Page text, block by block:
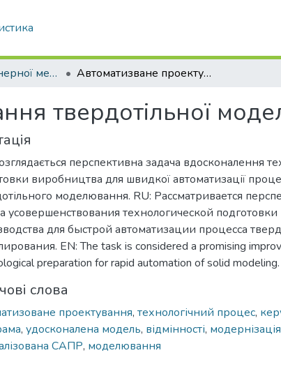
Кафедра Інженерної механіки та комп'ютерного проектування Автоматизване проектування твердотільної моделі
твердотільної
перспективна задача вдосконалення
виробництва для швидкої автоматизації
моделювання. RU: Рассматривается
усовершенствования технологической подготовки
для быстрой автоматизации процесса
EN: The task is considered a promising
preparation for rapid automation of solid modeling.
слова
проектування, технологічний процес,
, удосконалена модель, відмінності, модернізація
САПР, моделювання